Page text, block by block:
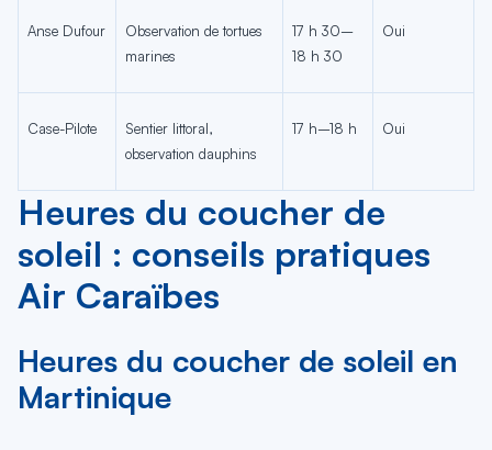
Anse Dufour
Observation de tortues
marines
17 h 30–
18 h 30
Oui
Case-Pilote
Sentier littoral,
observation dauphins
17 h–18 h Oui
Heures du coucher de
soleil : conseils pratiques
Air Caraïbes
Heures du coucher de soleil en
Martinique